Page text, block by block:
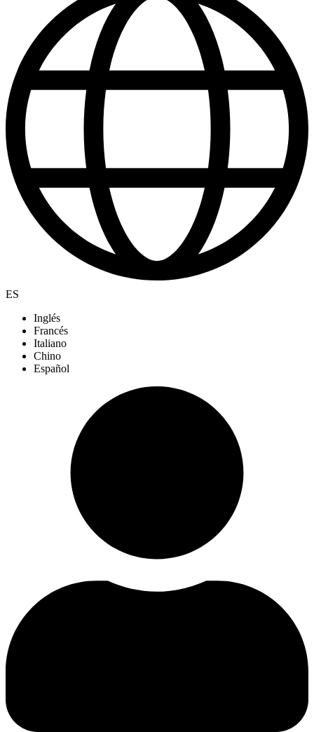
ES
Inglés
Francés
Italiano
Chino
Español